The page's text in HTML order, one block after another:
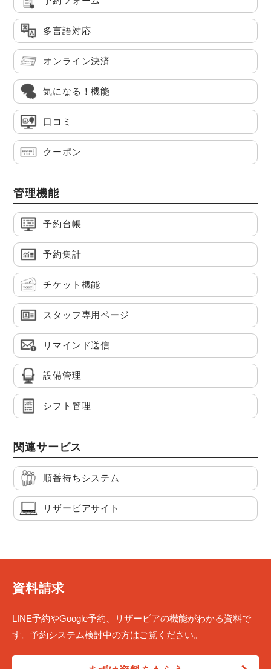
多言語対応
オンライン決済
気になる！機能
口コミ
クーポン
管理機能
予約台帳
予約集計
チケット機能
スタッフ専用ページ
リマインド送信
設備管理
シフト管理
関連サービス
順番待ちシステム
リザービアサイト
資料請求
LINE予約やGoogle予約、リザービアの機能がわかる資料で
す。予約システム検討中の方はご覧ください。